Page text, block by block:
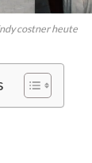
costner heute